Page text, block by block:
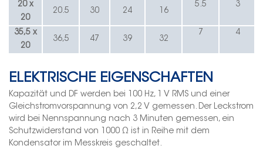
20 x
20
20.5 30 24 16
5.5 3
35,5x
20
36,5 47 39 32
7 4
ELEKTRISCHE EIGENSCHAFTEN
Kapazität und DF werden bei 100 Hz, 1 V RMS und einer
Gleichstromvorspannung von 2,2 V gemessen. Der Leckstrom
wird bei Nennspannung nach 3 Minuten gemessen, ein
Schutzwiderstand von 1000 Ω ist in Reihe mit dem
Kondensator im Messkreis geschaltet.